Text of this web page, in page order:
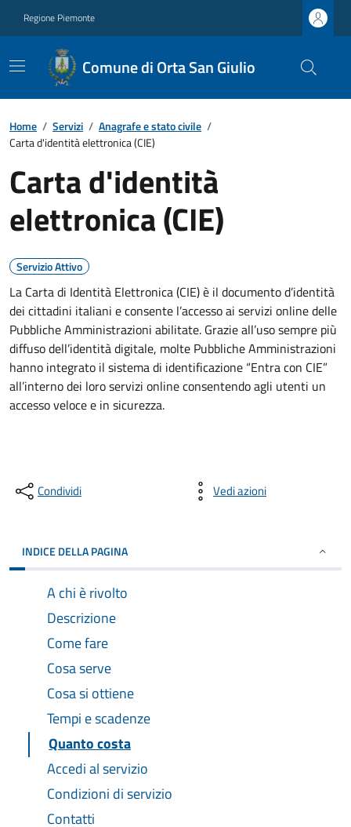
Regione Piemonte
Comune di Orta San Giulio
Home / Servizi / Anagrafe e stato civile /
Carta d'identità elettronica (CIE)
Carta d'identità
elettronica (CIE)
Servizio Attivo
La Carta di Identità Elettronica (CIE) è il documento d’identità
dei cittadini italiani e consente l’accesso ai servizi online delle
Pubbliche Amministrazioni abilitate. Grazie all’uso sempre più
diffuso dell’identità digitale, molte Pubbliche Amministrazioni
hanno integrato il sistema di identificazione “Entra con CIE”
all’interno dei loro servizi online consentendo agli utenti un
accesso veloce e in sicurezza.
Condividi Vedi azioni
INDICE DELLA PAGINA
A chi è rivolto
Descrizione
Come fare
Cosa serve
Cosa si ottiene
Tempi e scadenze
Quanto costa
Accedi al servizio
Condizioni di servizio
Contatti